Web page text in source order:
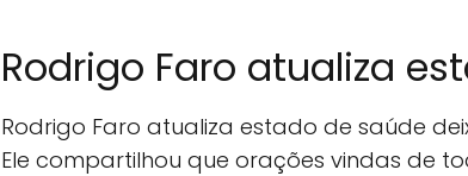
Rodrigo Faro atualiza
Rodrigo Faro atualiza estado de saúde
Ele compartilhou que orações vindas de